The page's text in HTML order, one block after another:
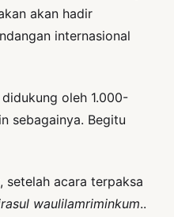
akan hadir
internasional
oleh 1.000-
sebagainya. Begitu
setelah acara terpaksa
waulilamriminkum..